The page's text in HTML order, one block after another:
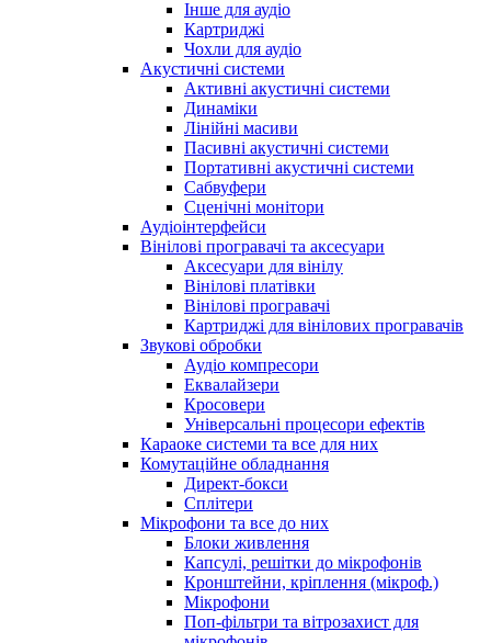
Інше для аудіо
Картриджі
Чохли для аудіо
Акустичні системи
Активні акустичні системи
Динаміки
Лінійні масиви
Пасивні акустичні системи
Портативні акустичні системи
Сабвуфери
Сценічні монітори
Аудіоінтерфейси
Вінілові програвачі та аксесуари
Аксесуари для вінілу
Вінілові платівки
Вінілові програвачі
Картриджі для вінілових програвачів
Звукові обробки
Аудіо компресори
Еквалайзери
Кросовери
Універсальні процесори ефектів
Караоке системи та все для них
Комутаційне обладнання
Директ-бокси
Сплітери
Мікрофони та все до них
Блоки живлення
Капсулі, решітки до мікрофонів
Кронштейни, кріплення (мікроф.)
Мікрофони
Поп-фільтри та вітрозахист для